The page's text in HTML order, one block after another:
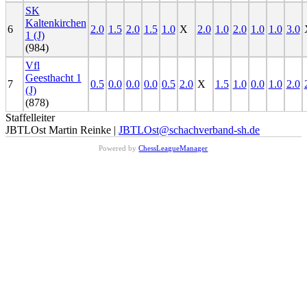
6
SK
Kaltenkirchen
1 (J)
(984)
2.0 1.5 2.0 1.5 1.0 X 2.0 1.0 2.0 1.0 1.0 3.0
7
Vfl
Geesthacht 1
(J)
(878)
0.5 0.0 0.0 0.0 0.5 2.0 X 1.5 1.0 0.0 1.0 2.0
Staffelleiter
JBTLOst Martin Reinke | JBTLOst@schachverband-sh.de
Powered byChessLeagueManager